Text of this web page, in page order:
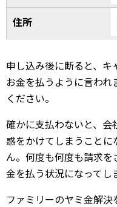
住所
申し込み後に断ると、
お金を払うように言わ
ください。
確かに支払わないと、
惑をかけてしまうことに
ん。何度も何度も請求
金を払う状況になってし
ファミリーのヤミ金解